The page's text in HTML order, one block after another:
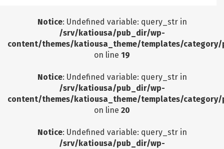
Notice: Undefined variable: query_str in
/srv/katiousa/pub_dir/wp-
content/themes/katiousa_theme/templates/
on line 19
Notice: Undefined variable: query_str in
/srv/katiousa/pub_dir/wp-
content/themes/katiousa_theme/templates/
on line 20
Notice: Undefined variable: query_str in
/srv/katiousa/pub_dir/wp-